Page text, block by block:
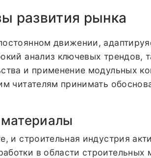
развития рынка
движении,
анализ ключевых трендов,
и применение модульных
читателям принимать
и строительная индустрия
в области